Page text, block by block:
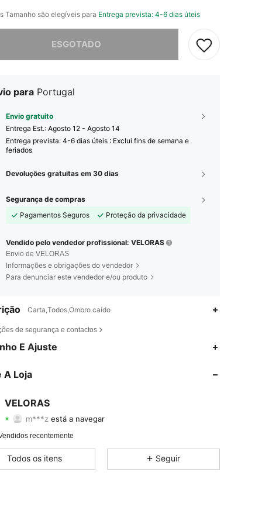
Tamanho são elegíveis para Entrega prevista: 4-6 dias úteis
ESGOTADO
para Portugal
Envio gratuito
Entrega Est.: Agosto 12 - Agosto 14
Entrega prevista: 4-6 dias úteis : Exclui fins de semana e
feriados
Devoluções gratuitas em 30 dias
Segurança de compras
Pagamentos Seguros
Proteção da privacidade
Vendido pelo vendedor profissional: VELORAS
Envio de VELORAS
Informações e obrigações do vendedor
Para denunciar este vendedor e/ou produto
Carta,Todos,Ombro caído
de segurança e contactos
E Ajuste
A Loja
VELORAS
4,74
4,74 Avaliação 1.1KItens
4,74 1.1K 142
recentemente
Todos os itens Seguir